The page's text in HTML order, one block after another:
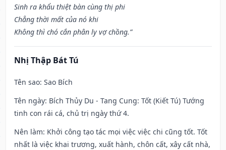
Sinh ra khẩu thiệt bàn cùng thị phi
Chẳng thời mất của nó khi
Không thì chó cắn phân ly vợ chồng.”
Nhị Thập Bát Tú
Tên sao: Sao Bích
Tên ngày: Bích Thủy Du - Tang Cung: Tốt (Kiết Tú) Tướng
tinh con rái cá, chủ trị ngày thứ 4.
Nên làm: Khởi công tạo tác mọi việc việc chi cũng tốt. Tốt
nhất là việc khai trương, xuất hành, chôn cất, xây cất nhà,